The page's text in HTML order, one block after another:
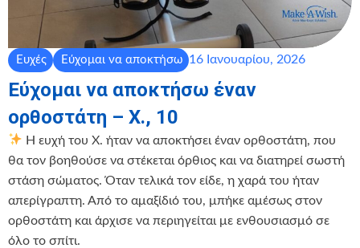
Ευχές Εύχομαι να αποκτήσω 16 Ιανουαρίου, 2026
Εύχομαι να αποκτήσω έναν
ορθοστάτη – Χ., 10
Η ευχή του Χ. ήταν να αποκτήσει έναν ορθοστάτη, που
θα τον βοηθούσε να στέκεται όρθιος και να διατηρεί σωστή
στάση σώματος. Όταν τελικά τον είδε, η χαρά του ήταν
απερίγραπτη. Από το αμαξίδιό του, μπήκε αμέσως στον
ορθοστάτη και άρχισε να περιηγείται με ενθουσιασμό σε
όλο το σπίτι.